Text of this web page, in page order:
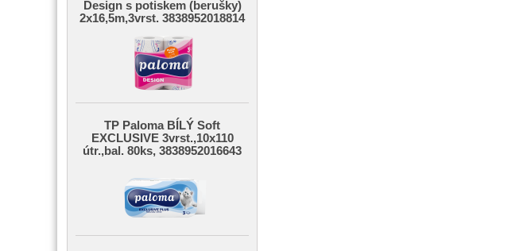
Design s potiskem (berušky)
2x16,5m,3vrst. 3838952018814
TP Paloma BÍLÝ Soft
EXCLUSIVE 3vrst.,10x110
útr.,bal. 80ks, 3838952016643